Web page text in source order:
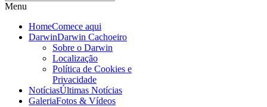
Menu
HomeComece aqui
DarwinDarwin Cachoeiro
Sobre o Darwin
Localização
Política de Cookies e
Privacidade
NotíciasÚltimas Notícias
GaleriaFotos & Vídeos